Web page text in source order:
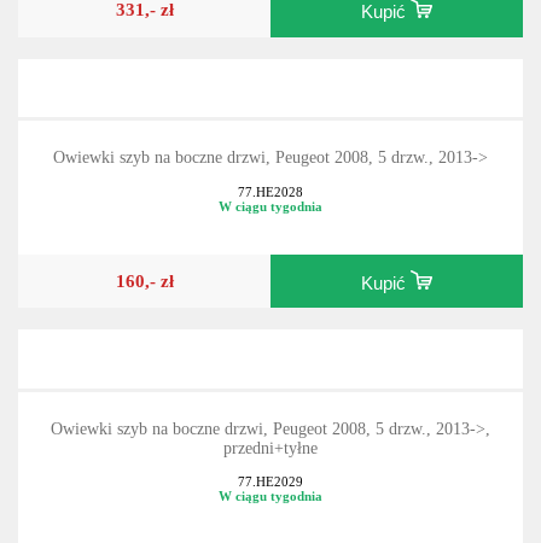
331,- zł Kupić
Owiewki szyb na boczne drzwi, Peugeot 2008, 5 drzw., 2013->
77.HE2028
W ciągu tygodnia
160,- zł Kupić
Owiewki szyb na boczne drzwi, Peugeot 2008, 5 drzw., 2013->,
przedni+tyłne
77.HE2029
W ciągu tygodnia